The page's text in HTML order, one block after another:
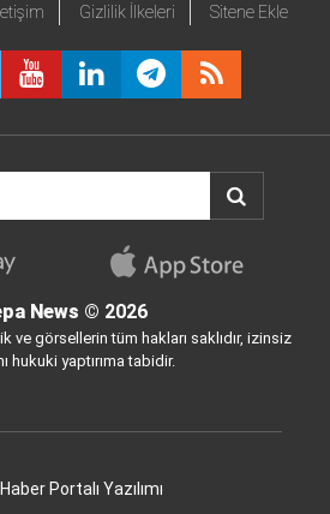
Gizlilik İlkeleri Sitene Ekle
News © 2026
ve görsellerin tüm hakları saklıdır, izinsiz
hukuki yaptırıma tabidir.
Haber Portalı Yazılımı